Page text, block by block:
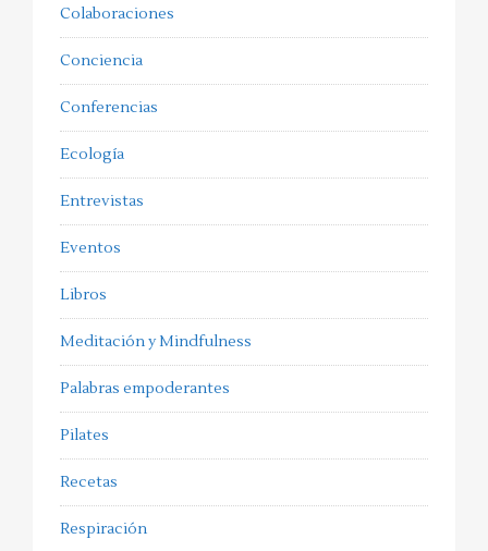
Colaboraciones
Conciencia
Conferencias
Ecología
Entrevistas
Eventos
Libros
Meditación y Mindfulness
Palabras empoderantes
Pilates
Recetas
Respiración